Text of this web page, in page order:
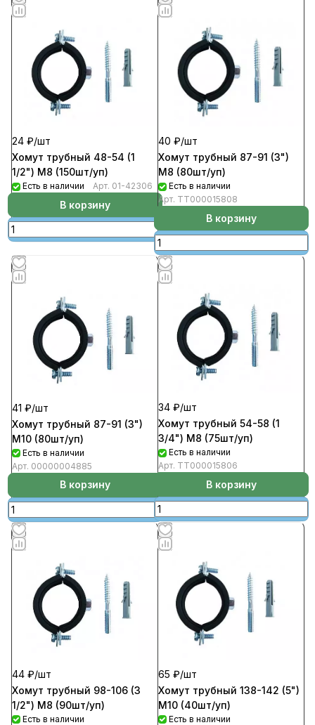
24 ₽/шт
Хомут трубный 48-54 (1
1/2") М8 (150шт/уп)
Есть в наличии Арт. 01-42306
В корзину
40 ₽/шт
Хомут трубный 87-91 (3")
М8 (80шт/уп)
Есть в наличии
Арт. ТТ000015808
В корзину
41 ₽/шт
Хомут трубный 87-91 (3")
М10 (80шт/уп)
Есть в наличии
Арт. 00000004885
В корзину
34 ₽/шт
Хомут трубный 54-58 (1
3/4") М8 (75шт/уп)
Есть в наличии
Арт. ТТ000015806
В корзину
44 ₽/шт
Хомут трубный 98-106 (3
1/2") М8 (90шт/уп)
Есть в наличии
65 ₽/шт
Хомут трубный 138-142 (5")
М10 (40шт/уп)
Есть в наличии